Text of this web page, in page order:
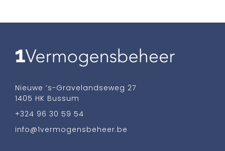
Nieuwe ’s-Gravelandseweg 27
1405 HK Bussum
+324 96 30 59 54
info@1vermogensbeheer.be